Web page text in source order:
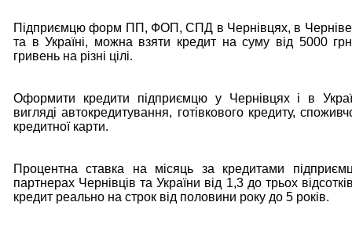
Підприємцю форм ПП, ФОП, СПД в Чернівцях, в
та в Україні, можна взяти кредит на суму від 5000
гривень на різні цілі.
Оформити кредити підприємцю у Чернівцях і в
вигляді автокредитування, готівкового кредиту,
кредитної карти.
Процентна ставка на місяць за кредитами
партнерах Чернівців та України від 1,3 до трьох
кредит реально на строк від половини року до 5 років.